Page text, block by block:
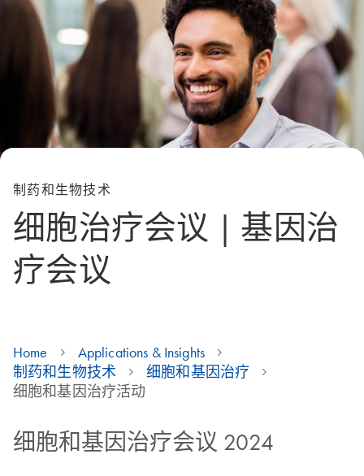
制药和生物技术
细胞治疗会议 | 基因治
疗会议
Home
Applications & Insights
制药和生物技术
细胞和基因治疗
细胞和基因治疗活动
细胞和基因治疗会议 2024